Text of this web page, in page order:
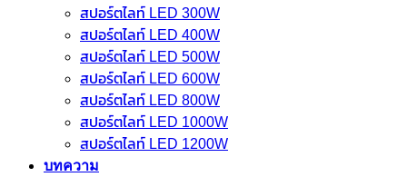
สปอร์ตไลท์ LED 300W
สปอร์ตไลท์ LED 400W
สปอร์ตไลท์ LED 500W
สปอร์ตไลท์ LED 600W
สปอร์ตไลท์ LED 800W
สปอร์ตไลท์ LED 1000W
สปอร์ตไลท์ LED 1200W
บทความ